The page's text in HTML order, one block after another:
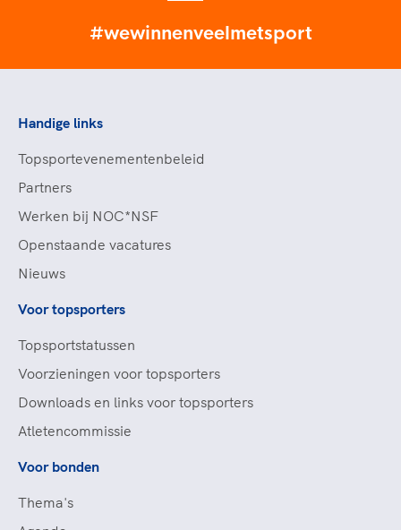
#wewinnenveelmetsport
Handige links
Topsportevenementenbeleid
Partners
Werken bij NOC*NSF
Openstaande vacatures
Nieuws
Voor topsporters
Topsportstatussen
Voorzieningen voor topsporters
Downloads en links voor topsporters
Atletencommissie
Voor bonden
Thema's